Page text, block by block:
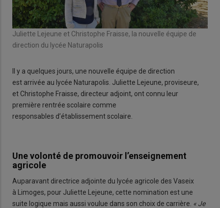
Juliette Lejeune et Christophe Fraisse, la nouvelle équipe de
direction du lycée Naturapolis
Il y a quelques jours, une nouvelle équipe de direction
est arrivée au lycée Naturapolis. Juliette Lejeune, proviseure,
et Christophe Fraisse, directeur adjoint, ont connu leur
première rentrée scolaire comme
responsables d’établissement scolaire.
Une volonté de promouvoir l’enseignement
agricole
Auparavant directrice adjointe du lycée agricole des Vaseix
à Limoges, pour Juliette Lejeune, cette nomination est une
suite logique mais aussi voulue dans son choix de carrière. « Je